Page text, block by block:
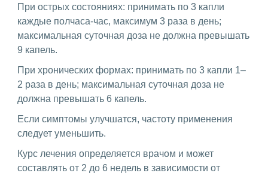
При острых состояниях: принимать по 3 капли
каждые полчаса-час, максимум 3 раза в день;
максимальная суточная доза не должна превышать
9 капель.
При хронических формах: принимать по 3 капли 1–
2 раза в день; максимальная суточная доза не
должна превышать 6 капель.
Если симптомы улучшатся, частоту применения
следует уменьшить.
Курс лечения определяется врачом и может
составлять от 2 до 6 недель в зависимости от